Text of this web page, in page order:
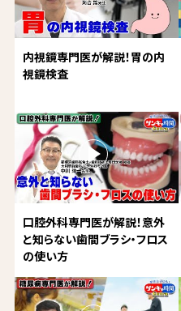
内視鏡専門医が解説！胃の内
視鏡検査
口腔外科専門医が解説！意外
と知らない歯間ブラシ・フロス
の使い方